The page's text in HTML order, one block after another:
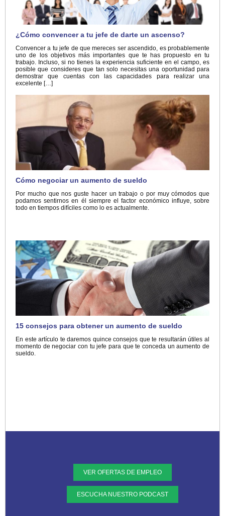
¿Cómo convencer a tu jefe de darte un ascenso?
Convencer a tu jefe de que mereces ser ascendido, es probablemente
uno de los objetivos más importantes que te has propuesto en tu
trabajo. Incluso, si no tienes la experiencia suficiente en el campo, es
posible que consideres que tan solo necesitas una oportunidad para
demostrar que cuentas con las capacidades para realizar una
excelente […]
Cómo negociar un aumento de sueldo
Por mucho que nos guste hacer un trabajo o por muy cómodos que
podamos sentirnos en él siempre el factor económico influye, sobre
todo en tiempos difíciles como lo es actualmente.
15 consejos para obtener un aumento de sueldo
En este artículo te daremos quince consejos que te resultarán útiles al
momento de negociar con tu jefe para que te conceda un aumento de
sueldo.
VER OFERTAS DE EMPLEO
ESCUCHA NUESTRO PODCAST